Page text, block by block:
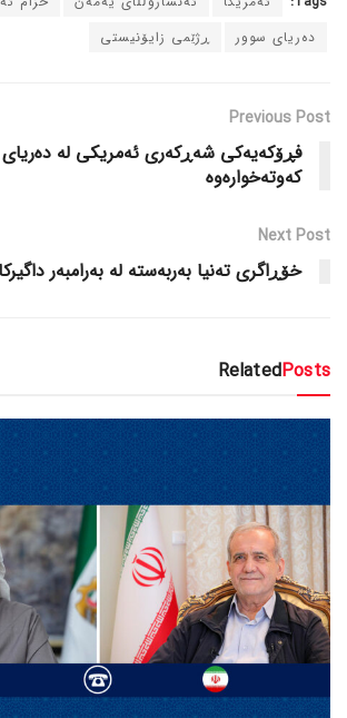
دەریای سوور
ڕژێمی زایۆنیستی
Previous Post
فڕۆکەیەکی شەڕکەری ئەمریکی لە دەریای
کەوتەخوارەوە
Next Post
خۆڕاگری تەنیا بەربەستە لە بەرامبەر
RelatedPosts